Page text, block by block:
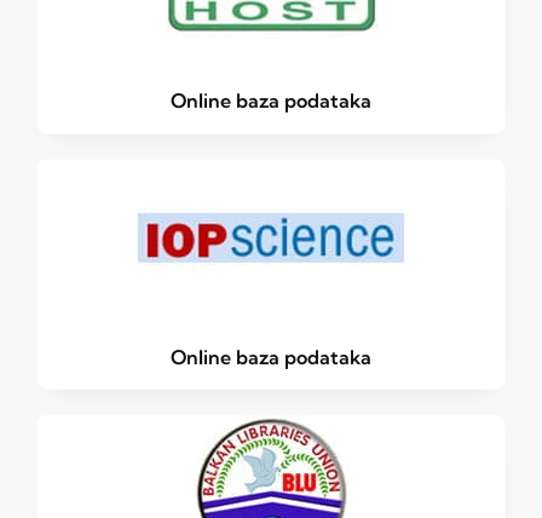
Online baza podataka
Online baza podataka